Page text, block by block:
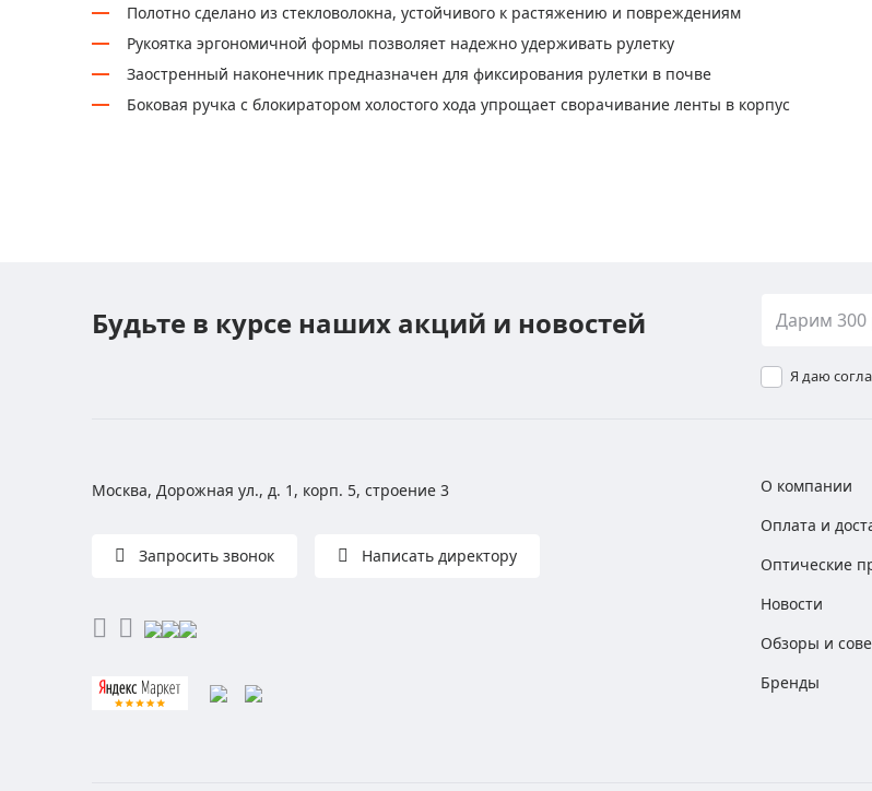
Полотно сделано из стекловолокна, устойчивого к растяжению и повреждениям
Рукоятка эргономичной формы позволяет надежно удерживать рулетку
Заостренный наконечник предназначен для фиксирования рулетки в почве
Боковая ручка с блокиратором холостого хода упрощает сворачивание ленты в корпус
Будьте в курсе наших акций и новостей
Я даю
Москва, Дорожная ул., д. 1, корп. 5, строение 3
Запросить звонок Написать директору
О компании
Оплата и
Оптические
Новости
Обзоры и
Бренды